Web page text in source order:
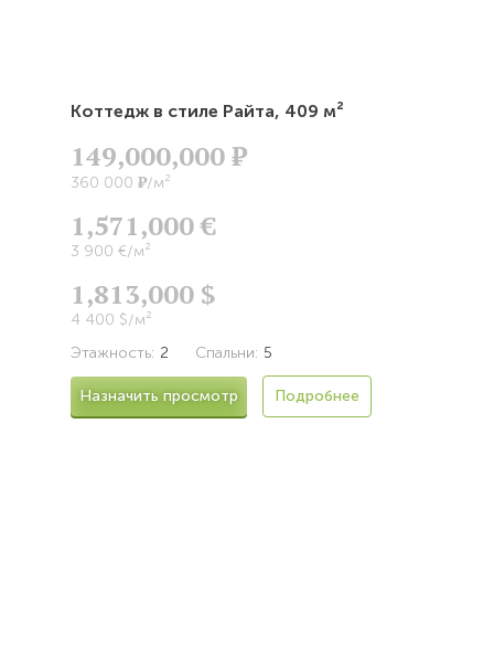
Коттедж в стиле Райта, 409 м²
149,000,000Р
360 000 Р/м²
1,571,000 €
3 900 €/м²
1,813,000 $
4 400 $/м²
Этажность: 2 Спальни: 5
Назначить просмотр Подробнее